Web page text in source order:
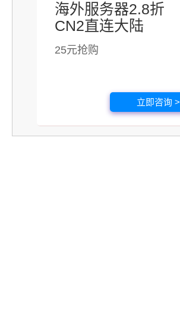
海外服务器2.8折
CN2直连大陆
25元抢购
立即咨询 >